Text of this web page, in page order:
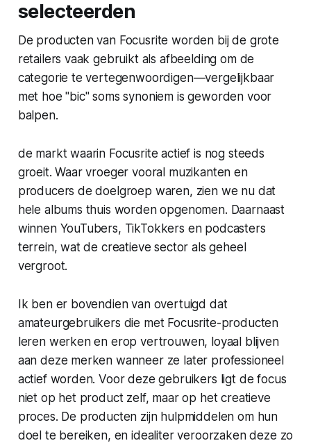
selecteerden
De producten van Focusrite worden bij de grote
retailers vaak gebruikt als afbeelding om de
categorie te vertegenwoordigen—vergelijkbaar
met hoe "bic" soms synoniem is geworden voor
balpen.
de markt waarin Focusrite actief is nog steeds
groeit. Waar vroeger vooral muzikanten en
producers de doelgroep waren, zien we nu dat
hele albums thuis worden opgenomen. Daarnaast
winnen YouTubers, TikTokkers en podcasters
terrein, wat de creatieve sector als geheel
vergroot.
Ik ben er bovendien van overtuigd dat
amateurgebruikers die met Focusrite-producten
leren werken en erop vertrouwen, loyaal blijven
aan deze merken wanneer ze later professioneel
actief worden. Voor deze gebruikers ligt de focus
niet op het product zelf, maar op het creatieve
proces. De producten zijn hulpmiddelen om hun
doel te bereiken, en idealiter veroorzaken deze zo